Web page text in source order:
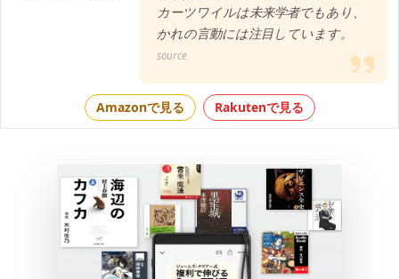
カーツワイルは未来学者でもあり、
かれの言動には注目しています。
source
Amazonで見る Rakutenで見る